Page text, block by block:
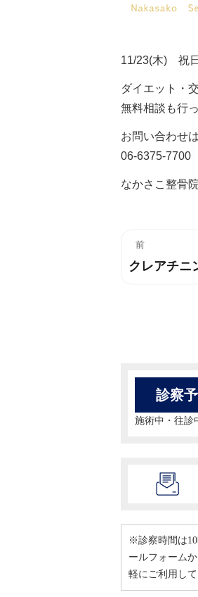
11/23(木) 祝
ダイエット・
無料相談も行
お問い合わせは
06-6375-7700
なかさこ整骨
前
過
クレアチニ
診察
施術中・往診
※診察時間は
ールフォーム
軽にご利用して